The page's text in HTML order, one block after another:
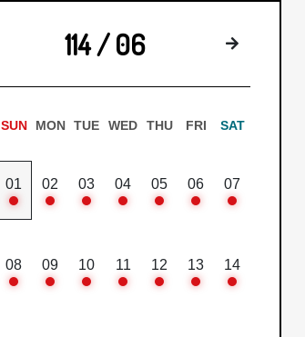
114 / 06 下個月
SUN MON TUE WED THU FRI SAT
01 02 03 04 05 06 07
08 09 10 11 12 13 14